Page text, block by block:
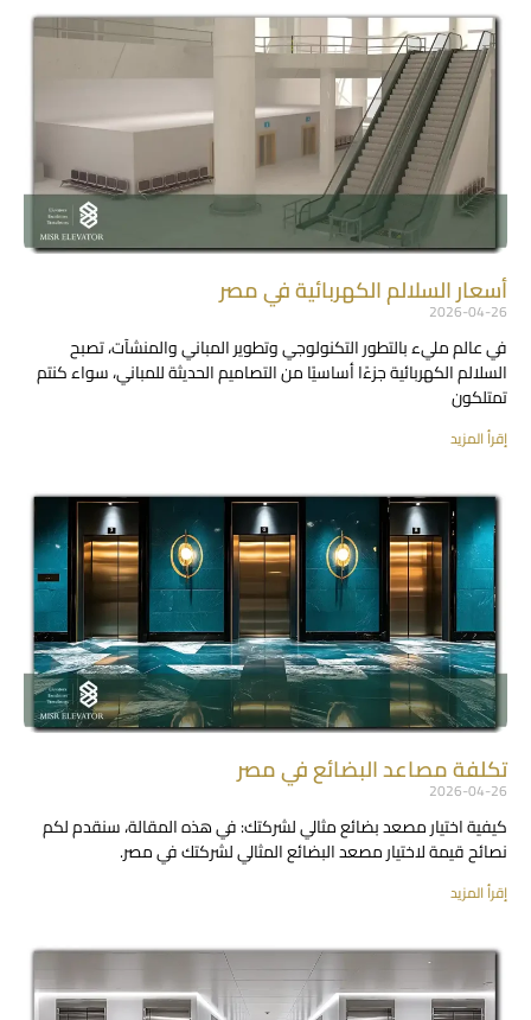
أسعار السلالم الكهربائية في مصر
2026-04-26
في عالم مليء بالتطور التكنولوجي وتطوير المباني والمنشآت، تصبح
السلالم الكهربائية جزءًا أساسيًا من التصاميم الحديثة للمباني، سواء كنتم
تمتلكون
إقرأ المزيد
تكلفة مصاعد البضائع في مصر
2026-04-26
كيفية اختيار مصعد بضائع مثالي لشركتك: في هذه المقالة، سنقدم لكم
نصائح قيمة لاختيار مصعد البضائع المثالي لشركتك في مصر.
إقرأ المزيد